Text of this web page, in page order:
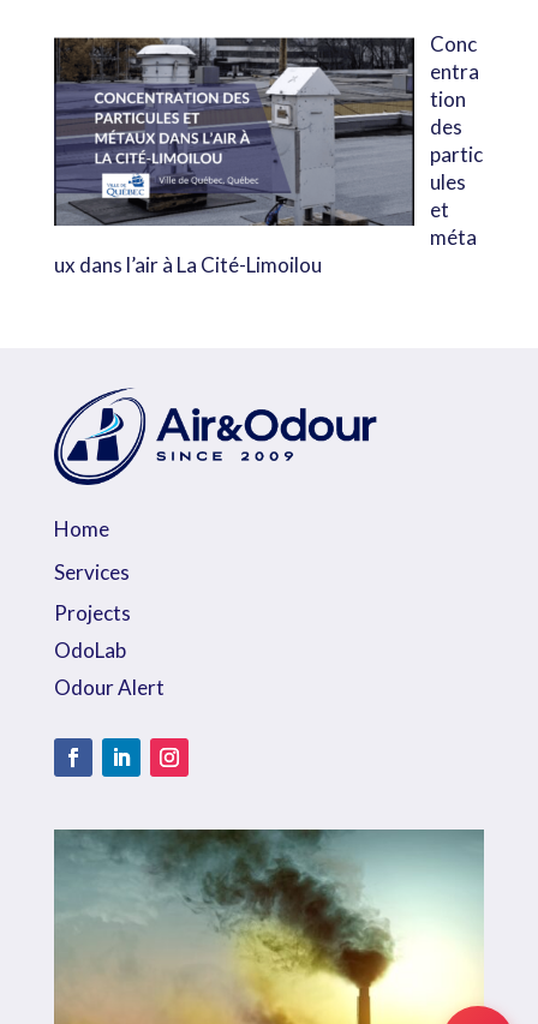
Conc
entra
tion
des
partic
ules
et
méta
ux dans l’air à La Cité-Limoilou
Home
Services
Projects
OdoLab
Odour Alert